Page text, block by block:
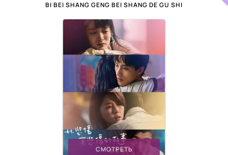
BI BEI SHANG GENG BEI SHANG DE GU SHI
СМОТРЕТЬ